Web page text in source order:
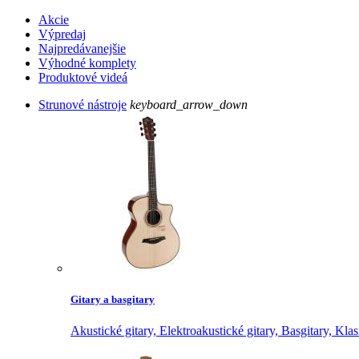
Akcie
Výpredaj
Najpredávanejšie
Výhodné komplety
Produktové videá
Strunové nástroje keyboard_arrow_down
Gitary a basgitary
Akustické gitary, Elektroakustické gitary, Basgitary,